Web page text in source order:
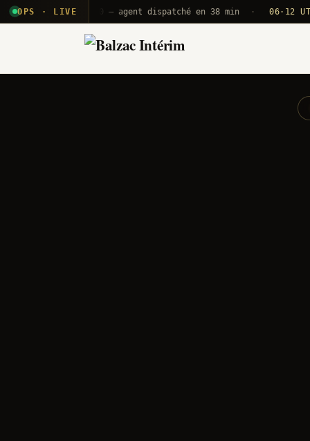
OPS · LIVE
· B71Push A320 — agent dispatché en 38 min · 06·12 UTC